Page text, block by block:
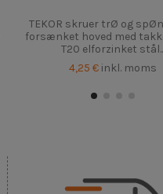
TEKOR skruer trØ og
forsænket hoved med
T20 elforzinket
4,25 € inkl. moms